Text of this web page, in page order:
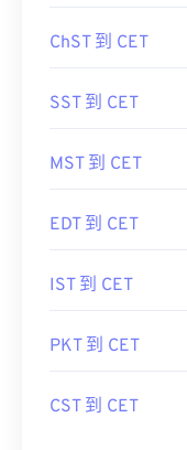
ChST 到 CET
SST 到 CET
MST 到 CET
EDT 到 CET
IST 到 CET
PKT 到 CET
CST 到 CET